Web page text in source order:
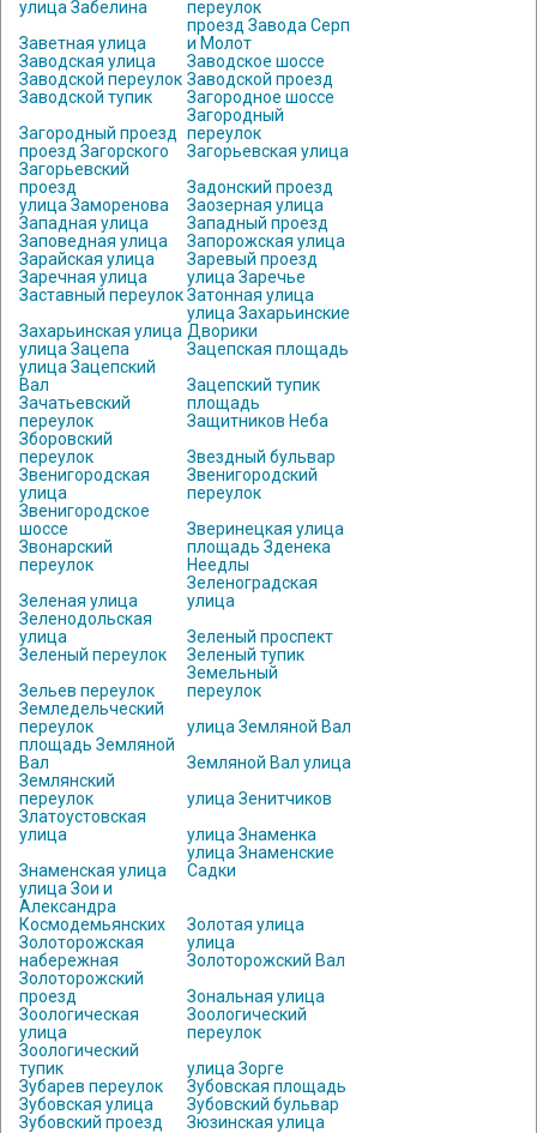
улица Забелина
переулок
Заветная улица
проезд Завода Серп
и Молот
Заводская улица
Заводское шоссе
Заводской переулок Заводской проезд
Заводской тупик
Загородное шоссе
Загородный проезд
Загородный
переулок
проезд Загорского
Загорьевская улица
Загорьевский
проезд
Задонский проезд
улица Заморенова
Заозерная улица
Западная улица
Западный проезд
Заповедная улица
Запорожская улица
Зарайская улица
Заревый проезд
Заречная улица
улица Заречье
Заставный переулок Затонная улица
Захарьинская улица
улица Захарьинские
Дворики
улица Зацепа
Зацепская площадь
улица Зацепский
Вал
Зацепский тупик
Зачатьевский
переулок
площадь
Защитников Неба
Зборовский
переулок
Звездный бульвар
Звенигородская
улица
Звенигородский
переулок
Звенигородское
шоссе
Зверинецкая улица
Звонарский
переулок
площадь Зденека
Неедлы
Зеленая улица
Зеленоградская
улица
Зеленодольская
улица
Зеленый проспект
Зеленый переулок
Зеленый тупик
Зельев переулок
Земельный
переулок
Земледельческий
переулок
улица Земляной Вал
площадь Земляной
Вал
Земляной Вал улица
Землянский
переулок
улица Зенитчиков
Златоустовская
улица
улица Знаменка
Знаменская улица
улица Знаменские
Садки
улица Зои и
Александра
Космодемьянских
Золотая улица
Золоторожская
набережная
улица
Золоторожский Вал
Золоторожский
проезд
Зональная улица
Зоологическая
улица
Зоологический
переулок
Зоологический
тупик
улица Зорге
Зубарев переулок
Зубовская площадь
Зубовская улица
Зубовский бульвар
Зубовский проезд
Зюзинская улица